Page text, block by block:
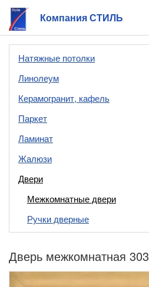
Компания СТИЛЬ
Натяжные потолки
Линолеум
Керамогранит, кафель
Паркет
Ламинат
Жалюзи
Двери
Межкомнатные двери
Ручки дверные
Дверь межкомнатная 303